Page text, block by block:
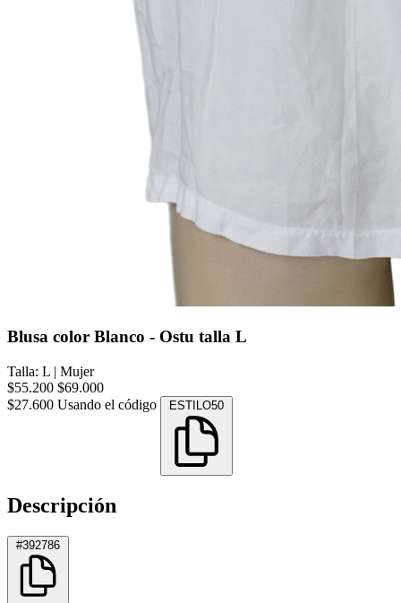
Blusa color Blanco - Ostu talla L
Talla: L | Mujer
$55.200 $69.000
$27.600 Usando el código ESTILO50
Descripción
#392786